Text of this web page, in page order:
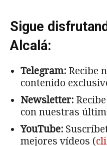
Sigue
Alcalá:
Telegram: Recibe
contenido
Newsletter:
con nuestras
YouTube:
mejores vídeos (